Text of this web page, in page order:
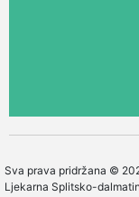
radu s ciljem
naglaskom na
Svjetska zdravstvena
radnika, uz 260
slučajeva
Ciljevi međunarodnog
problematike
Sva prava pridržana ©
Ljekarna Splitsko-